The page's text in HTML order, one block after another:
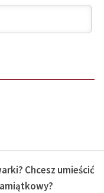
Chcesz umieścić